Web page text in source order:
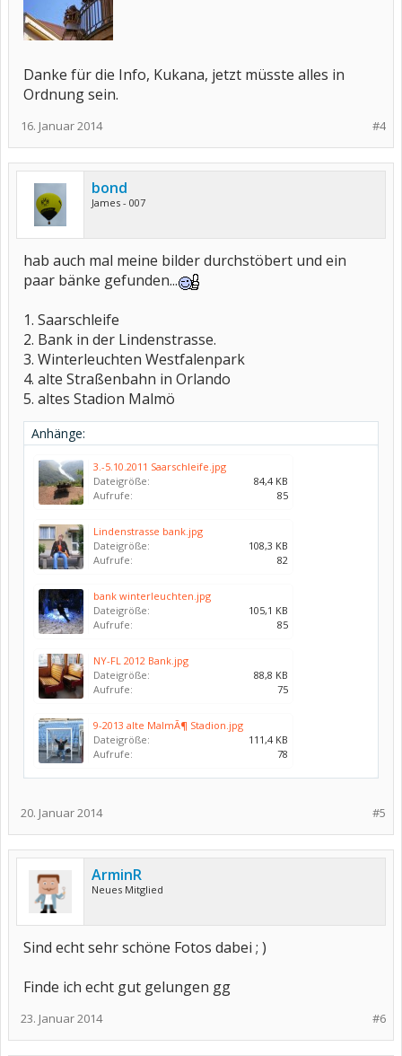
Danke für die Info, Kukana, jetzt müsste alles in
Ordnung sein.
#4
16. Januar 2014
bond
James - 007
hab auch mal meine bilder durchstöbert und ein
paar bänke gefunden...
1. Saarschleife
2. Bank in der Lindenstrasse.
3. Winterleuchten Westfalenpark
4. alte Straßenbahn in Orlando
5. altes Stadion Malmö
Anhänge:
3.-5.10.2011 Saarschleife.jpg
Dateigröße:
84,4 KB
Aufrufe:
85
Lindenstrasse bank.jpg
Dateigröße:
108,3 KB
Aufrufe:
82
bank winterleuchten.jpg
Dateigröße:
105,1 KB
Aufrufe:
85
NY-FL 2012 Bank.jpg
Dateigröße:
88,8 KB
Aufrufe:
75
9-2013 alte MalmÃ¶ Stadion.jpg
Dateigröße:
111,4 KB
Aufrufe:
78
#5
20. Januar 2014
ArminR
Neues Mitglied
Sind echt sehr schöne Fotos dabei ; )
Finde ich echt gut gelungen gg
#6
23. Januar 2014